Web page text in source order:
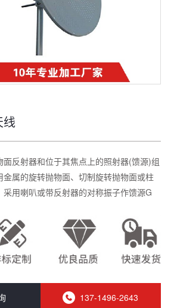
线
反射器和位于其焦点上的照射器(馈源)组
金属的旋转抛物面、切制旋转抛物面或柱
用喇叭或带反射器的对称振子作馈源G
137-1496-2643